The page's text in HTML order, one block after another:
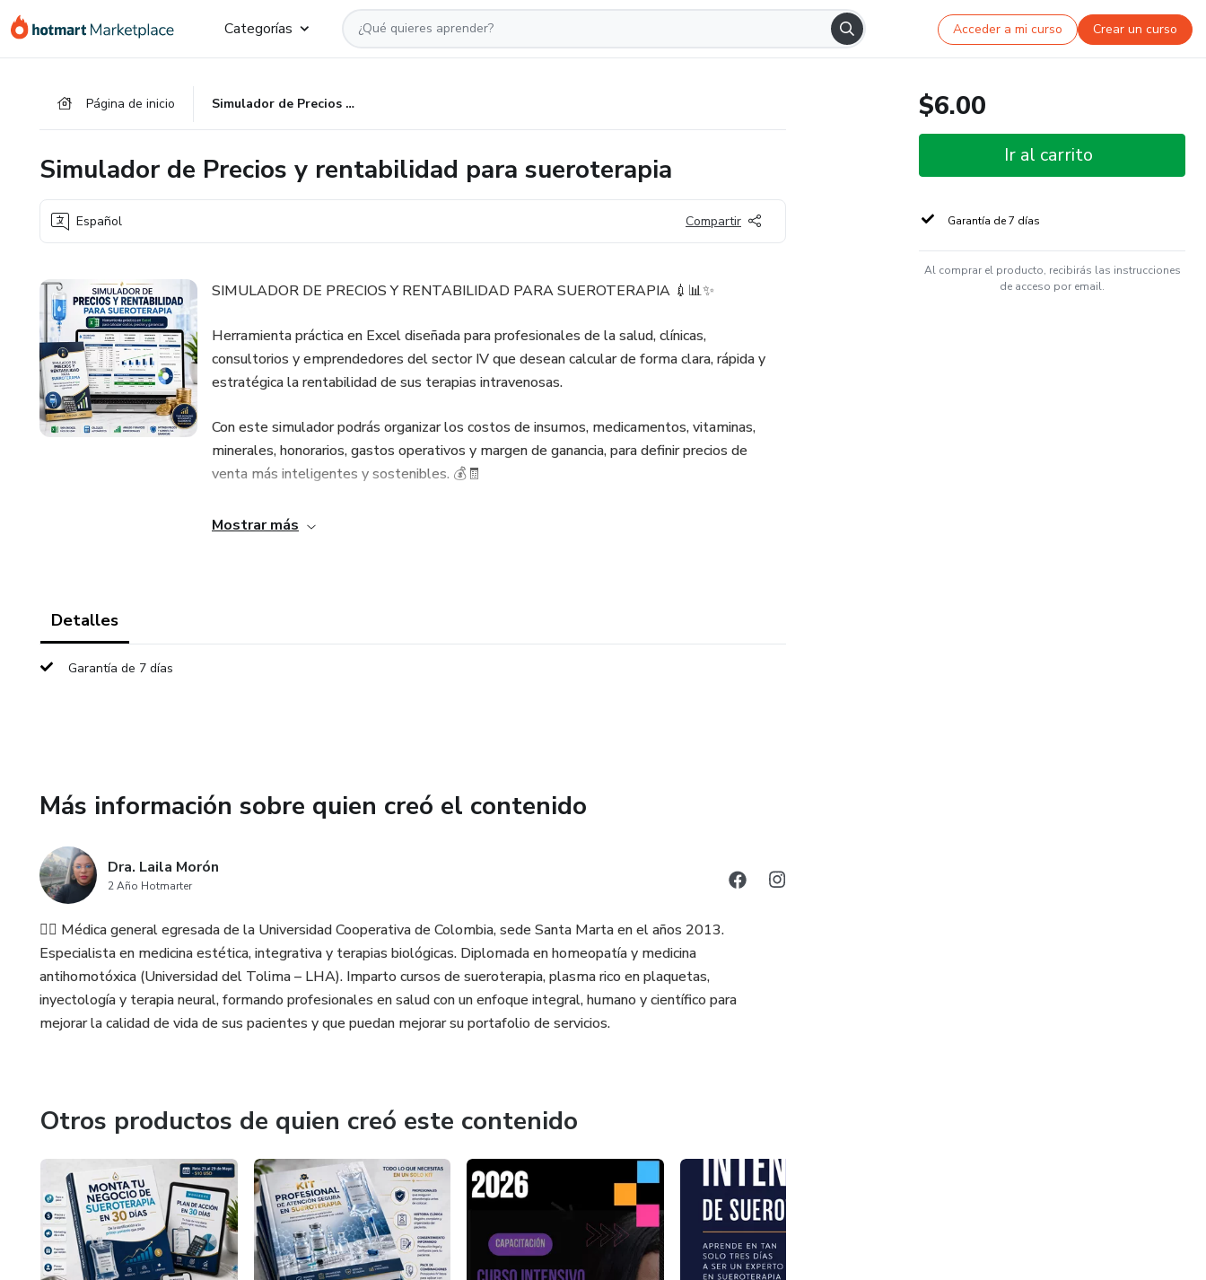
Categorías Acceder a mi curso Crear un curso
Página de inicio Simulador de Precios y rentabilidad para sueroterapia
Simulador de Precios y rentabilidad para sueroterapia
Español Compartir
SIMULADOR DE PRECIOS Y RENTABILIDAD PARA SUEROTERAPIA 💉📊✨
Herramienta práctica en Excel diseñada para profesionales de la salud, clínicas,
consultorios y emprendedores del sector IV que desean calcular de forma clara, rápida y
estratégica la rentabilidad de sus terapias intravenosas.
Con este simulador podrás organizar los costos de insumos, medicamentos, vitaminas,
minerales, honorarios, gastos operativos y margen de ganancia, para definir precios de
venta más inteligentes y sostenibles. 💰🧾
Ideal para quienes quieren dejar de poner precios “a ojo” y empezar a tomar decisiones con
✅ Comparar diferentes protocolos IV
Un recurso indispensable para convertir la sueroterapia en un servicio clínico rentable,
organizado y escalable.
Porque en salud también se necesita estrategia: lo que no se mide, no se optimiza. 📈✨
Mostrar más
Detalles
Garantía de 7 días
Más información sobre quien creó el contenido
Dra. Laila Morón
2 Año Hotmarter
👩‍⚕️ Médica general egresada de la Universidad Cooperativa de Colombia, sede Santa Marta en el años 2013.
Especialista en medicina estética, integrativa y terapias biológicas. Diplomada en homeopatía y medicina
antihomotóxica (Universidad del Tolima – LHA). Imparto cursos de sueroterapia, plasma rico en plaquetas,
inyectología y terapia neural, formando profesionales en salud con un enfoque integral, humano y científico para
mejorar la calidad de vida de sus pacientes y que puedan mejorar su portafolio de servicios.
Otros productos de quien creó este contenido
$6.00
Ir al carrito
Garantía de 7 días
Al comprar el producto, recibirás las instrucciones
de acceso por email.